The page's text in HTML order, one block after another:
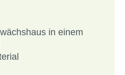
in einem